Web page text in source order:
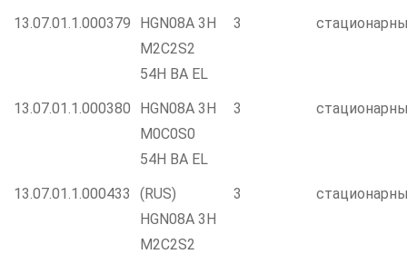
13.07.01.1.000379
HGN08A 3H
M2C2S2
54H BA EL
3
13.07.01.1.000380
HGN08A 3H
M0C0S0
54H BA EL
3
13.07.01.1.000433
(RUS)
HGN08A 3H
M2C2S2
3